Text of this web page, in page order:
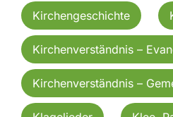
Kirchengeschichte
Kirchenverständnis –
Kirchenverständnis –